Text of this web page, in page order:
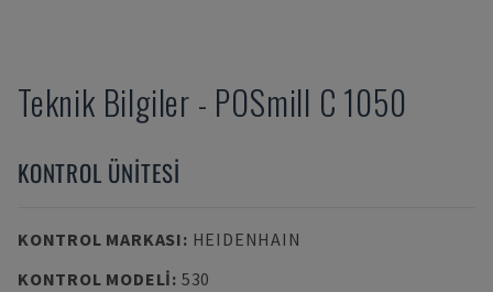
Teknik Bilgiler - POSmill C 1050
KONTROL ÜNITESI
KONTROL MARKASI: HEIDENHAIN
KONTROL MODELI: 530